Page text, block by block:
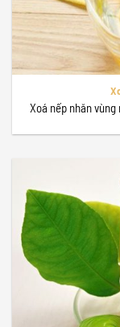
Xoá nếp nhăn